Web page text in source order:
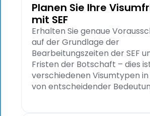
Planen Sie Ihre
mit SEF
Erhalten Sie genaue
auf der Grundlage der
Bearbeitungszeiten der SEF
Fristen der Botschaft – dies
verschiedenen Visumtypen
von entscheidender